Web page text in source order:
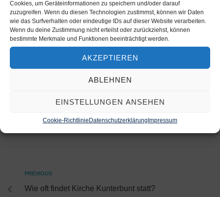
Cookies, um Geräteinformationen zu speichern und/oder darauf
zuzugreifen. Wenn du diesen Technologien zustimmst, können wir Daten
wie das Surfverhalten oder eindeutige IDs auf dieser Website verarbeiten.
Wenn du deine Zustimmung nicht erteilst oder zurückziehst, können
bestimmte Merkmale und Funktionen beeinträchtigt werden.
AKZEPTIEREN
ABLEHNEN
EINSTELLUNGEN ANSEHEN
Cookie-Richtlinie Datenschutzerklärung Impressum
das Logo downloaden. Mehr zu den Kirche Kunterbunt
Grundwerten finden Siehier.
ROLFKRUEGER
PREVIOUS
Wie oft findet Kirche Kunterbunt statt?